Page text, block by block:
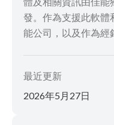
發。作為支援此軟體
能公司，以及作為經
最近更新
2026年5月27日